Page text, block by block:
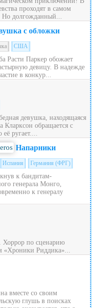
проходят в самом
Но долгожданный...
с обложки
США
Расти Паркер обожает
девицу. В надежде
в конкур...
девушка, находящаяся
Кларксон обращается с
ругает....
Напарники
Испания Германия (ФРГ)
к бандитам-
генерала Монго,
к генералу
Хоррор по сценарию
«Хроники Риддика»...
вместе со своим
глушь в поисках